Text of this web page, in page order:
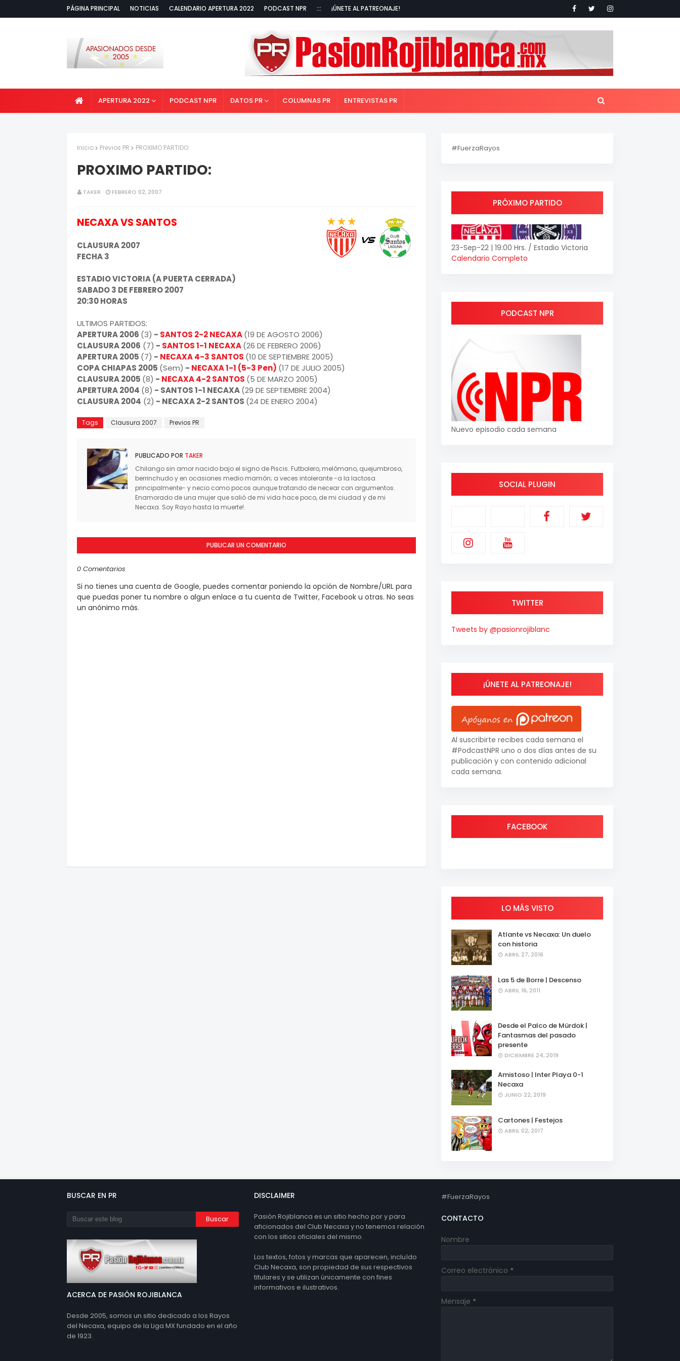
PÁGINA PRINCIPAL NOTICIAS CALENDARIO APERTURA 2022 PODCAST NPR ::: ¡ÚNETE AL PATREONAJE!
APERTURA 2022 PODCAST NPR DATOS PR COLUMNAS PR ENTREVISTAS PR
Inicio Previos PR PROXIMO PARTIDO:
PROXIMO PARTIDO:
TAKER FEBRERO 02, 2007
NECAXA VS SANTOS
CLAUSURA 2007
FECHA 3
ESTADIO VICTORIA (A PUERTA CERRADA)
SABADO 3 DE FEBRERO 2007
20:30 HORAS
ULTIMOS PARTIDOS:
APERTURA 2006 (3) - SANTOS 2-2 NECAXA(19 DE AGOSTO 2006)
CLAUSURA 2006 (7) - SANTOS 1-1 NECAXA(26 DE FEBRERO 2006)
APERTURA 2005 (7) - NECAXA 4-3 SANTOS (10 DE SEPTIEMBRE 2005)
COPA CHIAPAS 2005 (Sem) - NECAXA 1-1 (5-3 Pen) (17 DE JULIO 2005)
CLAUSURA 2005 (8) - NECAXA 4-2 SANTOS (5 DE MARZO 2005)
APERTURA 2004 (8) - SANTOS 1-1 NECAXA(29 DE SEPTIEMBRE 2004)
CLAUSURA 2004 (2) - NECAXA 2-2 SANTOS (24 DE ENERO 2004)
Tags Clausura 2007 Previos PR
PUBLICADO POR TAKER
Chilango sin amor nacido bajo el signo de Piscis. Futbolero, melómano, quejumbroso,
berrinchudo y en ocasiones medio mamón; a veces intolerante -a la lactosa
principalmente- y necio como pocos aunque tratando de necear con argumentos.
Enamorado de una mujer que salió de mi vida hace poco, de mi ciudad y de mi
Necaxa. Soy Rayo hasta la muerte!.
PUBLICAR UN COMENTARIO
0 Comentarios
Si no tienes una cuenta de Google, puedes comentar poniendo la opción de Nombre/URL para
que puedas poner tu nombre o algun enlace a tu cuenta de Twitter, Facebook u otras. No seas
un anónimo más.
#FuerzaRayos
PRÓXIMO PARTIDO
23-Sep-22 | 19:00 Hrs. / Estadio Victoria
Calendario Completo
PODCAST NPR
Nuevo episodio cada semana
SOCIAL PLUGIN
TWITTER
Tweets by @pasionrojiblanc
¡ÚNETE AL PATREONAJE!
Al suscribirte recibes cada semana el
#PodcastNPR uno o dos días antes de su
publicación y con contenido adicional
cada semana.
FACEBOOK
LO MÁS VISTO
Atlante vs Necaxa: Un duelo
con historia
ABRIL 27, 2016
Las 5 de Borre | Descenso
ABRIL 16, 2011
Desde el Palco de Mürdok |
Fantasmas del pasado
presente
DICIEMBRE 24, 2019
Amistoso | Inter Playa 0-1
Necaxa
JUNIO 22, 2019
Cartones | Festejos
ABRIL 02, 2017
BUSCAR EN PR
ACERCA DE PASIÓN ROJIBLANCA
Desde 2005, somos un sitio dedicado a los Rayos
del Necaxa, equipo de la Liga MX fundado en el año
de 1923.
DISCLAIMER
Pasión Rojiblanca es un sitio hecho por y para
aficionados del Club Necaxa y no tenemos relación
con los sitios oficiales del mismo.
Los textos, fotos y marcas que aparecen, incluído
Club Necaxa, son propiedad de sus respectivos
titulares y se utilizan únicamente con fines
informativos e ilustrativos.
#FuerzaRayos
CONTACTO
Nombre
Correo electrónico *
Mensaje *